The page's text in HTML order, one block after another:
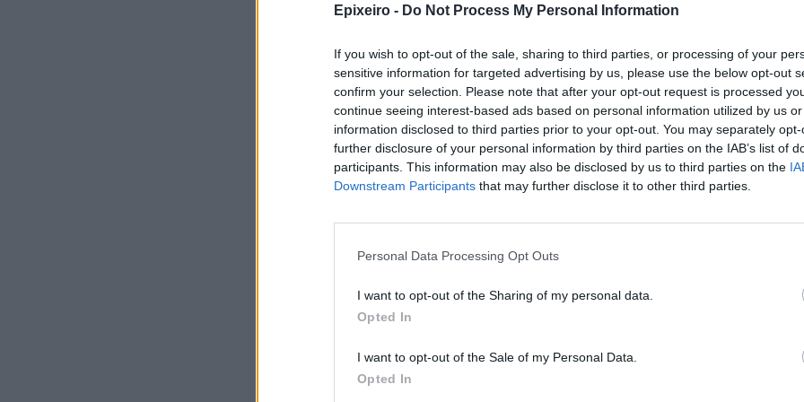
Epixeiro - Do Not Process My Personal Information
If you wish to opt-out of the sale, sharing to third parties, or processing of your
sensitive information for targeted advertising by us, please use the below opt-out
confirm your selection. Please note that after your opt-out request is processed
continue seeing interest-based ads based on personal information utilized by us
information disclosed to third parties prior to your opt-out. You may separately
further disclosure of your personal information by third parties on the IAB’s list of
participants. This information may also be disclosed by us to third parties on the
Downstream Participants that may further disclose it to other third parties.
Personal Data Processing Opt Outs
I want to opt-out of the Sharing of my personal data.
Opted In
I want to opt-out of the Sale of my Personal Data.
Opted In
Ακολουθήστε το στο
Google Newsκαι μάθετε πρώτοι
όλα τα επιχειρηματικά νέα
Δείτε όλες τις τελευταίες
επιχειρηματικέςΕιδήσειςαπό την
Σχολιάστε